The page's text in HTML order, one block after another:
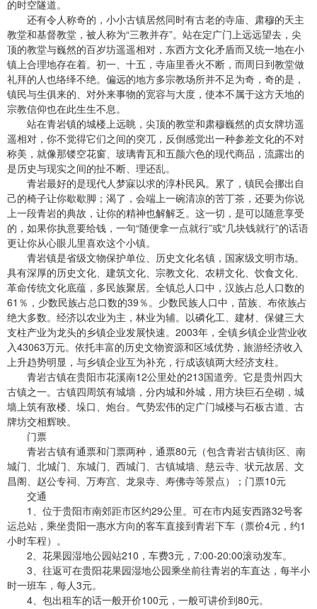
的时空隧道。
还有令人称奇的，小小古镇居然同时有古老的寺庙、肃穆的天主
教堂和基督教堂，被人称为“三教并存”。站在定广门上远远望去，尖
顶的教堂与巍然的百岁坊遥遥相对，东西方文化矛盾而又统一地在小
镇上合理地存在着。初一、十五，寺庙里香火不断，而周日到教堂做
礼拜的人也络绎不绝。偏远的地方多宗教场所并不足为奇，奇的是，
镇民与生俱来的、对外来事物的宽容与大度，使本不属于这方天地的
宗教信仰也在此生生不息。
站在青岩镇的城楼上远眺，尖顶的教堂和肃穆巍然的贞女牌坊遥
遥相对，你不觉得它们之间的突兀，反倒感觉出一种参差文化的不对
称美，就像那镂空花窗、玻璃青瓦和五颜六色的现代商品，流露出的
是历史与现实之间的扯不断、理还乱。
青岩最好的是现代人梦寐以求的淳朴民风。累了，镇民会挪出自
己的椅子让你歇歇脚；渴了，会端上一碗清凉的苦丁茶，还要为你说
上一段青岩的典故，让你的精神也解解乏。这一切，是可以随意享受
的，如果你执意要给钱，一句“随便拿一点就行”或“几块钱就行”的话语
更让你从心眼儿里喜欢这个小镇。
青岩镇是省级文物保护单位、历史文化名镇，国家级文明市场。
具有深厚的历史文化、建筑文化、宗教文化、农耕文化、饮食文化、
革命传统文化底蕴，多民族聚居。全镇总人口中，汉族占总人口数的
61％，少数民族占总口数的39％。少数民族人口中，苗族、布依族占
绝大多数。经济以农业为主，林业为辅。以磷化工、建材、保健三大
支柱产业为龙头的乡镇企业发展快速。2003年，全镇乡镇企业营业收
入43063万元。依托丰富的历史文物资源和区域优势，旅游经济收入
上升趋势明显，与乡镇企业互为补充，行成该镇两大经济支柱。
青岩古镇在贵阳市花溪南12公里处的213国道旁。它是贵州四大
古镇之一。古镇四周筑有城墙，分内城和外城，用方块巨石垒砌，城
墙上筑有敌楼、垛口、炮台。气势宏伟的定广门城楼与石板古道、古
牌坊交相辉映。
门票
青岩古镇有通票和门票两种，通票80元（包含青岩古镇街区、南
城门、北城门、东城门、西城门、古镇城墙、慈云寺、状元故居、文
昌阁、赵公专祠、万寿宫、龙泉寺、寿佛寺等景点）；门票10元
交通
1、位于贵阳市南郊距市区约29公里。可在市内延安西路32号客
运总站，乘坐贵阳一惠水方向的客车直接到青岩下车（票价4元，约1
小时车程）。
2、花果园湿地公园站210，车费3元，7:00-20:00滚动发车。
3、往返可在贵阳花果园湿地公园乘坐前往青岩的车直达，每半小
时一班车，每人3元。
4、包出租车的话一般开价100元，一般可讲价到80元。